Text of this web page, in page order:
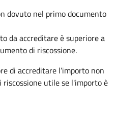
dovuto nel primo documento
da accreditare è superiore a
di riscossione.
di accreditare l’importo non
utile se l'importo è